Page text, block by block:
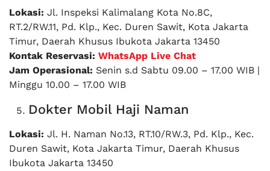
Lokasi: Jl. Inspeksi Kalimalang Kota No.8C,
RT.2/RW.11, Pd. Klp., Kec. Duren Sawit, Kota Jakarta
Timur, Daerah Khusus Ibukota Jakarta 13450
Kontak Reservasi: WhatsApp Live Chat
Jam Operasional: Senin s.d Sabtu 09.00 – 17.00 WIB |
Minggu 10.00 – 17.00 WIB
Dokter Mobil Haji Naman
Lokasi: Jl. H. Naman No.13, RT.10/RW.3, Pd. Klp., Kec.
Duren Sawit, Kota Jakarta Timur, Daerah Khusus
Ibukota Jakarta 13450